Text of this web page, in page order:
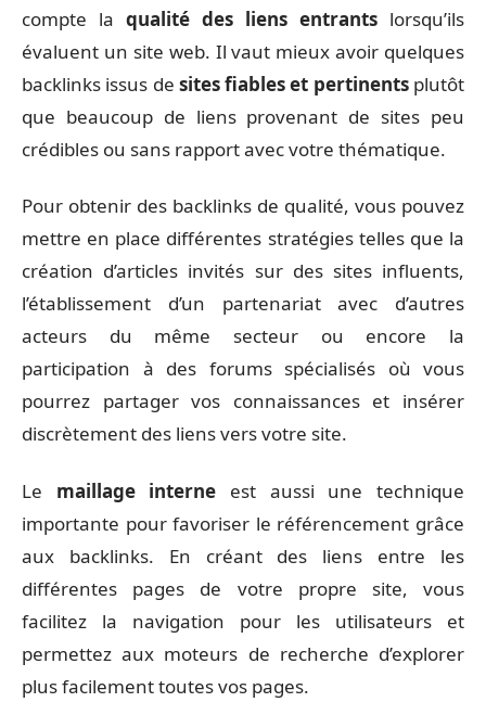
compte la qualité des liens entrants lorsqu’ils
évaluent un site web. Il vaut mieux avoir quelques
backlinks issus de sites fiables et pertinentsplutôt
que beaucoup de liens provenant de sites peu
crédibles ou sans rapport avec votre thématique.
Pour obtenir des backlinks de qualité, vous pouvez
mettre en place différentes stratégies telles que la
création d’articles invités sur des sites influents,
l’établissement d’un partenariat avec d’autres
acteurs du même secteur ou encore la
participation à des forums spécialisés où vous
pourrez partager vos connaissances et insérer
discrètement des liens vers votre site.
Le maillage interne est aussi une technique
importante pour favoriser le référencement grâce
aux backlinks. En créant des liens entre les
différentes pages de votre propre site, vous
facilitez la navigation pour les utilisateurs et
permettez aux moteurs de recherche d’explorer
plus facilement toutes vos pages.